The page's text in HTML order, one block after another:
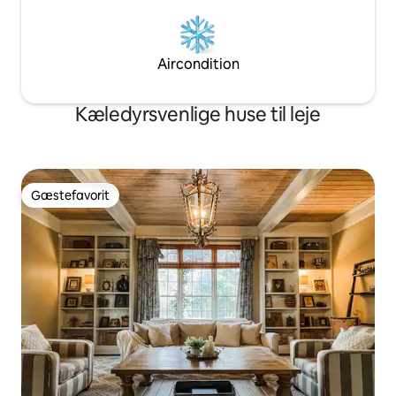
Aircondition
Kæledyrsvenlige huse til leje
Gæstefavorit
Gæstefavorit